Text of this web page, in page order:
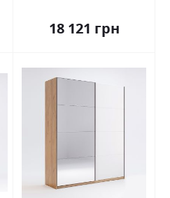
18 121 грн